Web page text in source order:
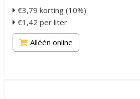
€3,79 korting (10%)
€1,42 per liter
Alléén online